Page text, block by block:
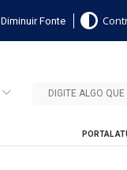
Diminuir Fonte
PORTAL